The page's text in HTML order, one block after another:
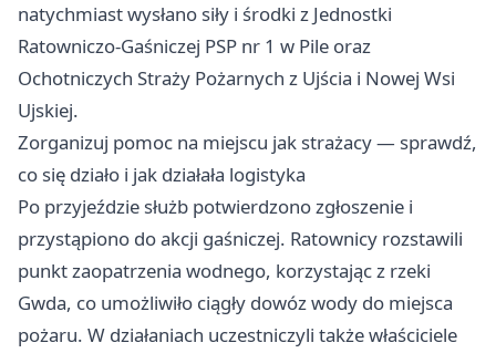
natychmiast wysłano siły i środki z Jednostki
Ratowniczo-Gaśniczej PSP nr 1 w Pile oraz
Ochotniczych Straży Pożarnych z Ujścia i Nowej Wsi
Ujskiej.
Zorganizuj pomoc na miejscu jak strażacy — sprawdź,
co się działo i jak działała logistyka
Po przyjeździe służb potwierdzono zgłoszenie i
przystąpiono do akcji gaśniczej. Ratownicy rozstawili
punkt zaopatrzenia wodnego, korzystając z rzeki
Gwda, co umożliwiło ciągły dowóz wody do miejsca
pożaru. W działaniach uczestniczyli także właściciele